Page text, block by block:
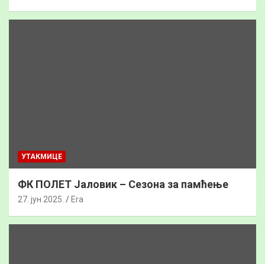
УТАКМИЦЕ
ФК ПОЛЕТ Јаловик – Сезона за памћење
27. јун 2025. Era